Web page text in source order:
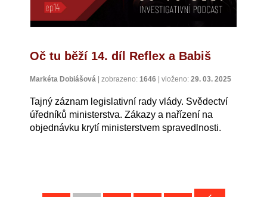
Oč tu běží 14. díl Reflex a Babiš
Markéta Dobiášová zobrazeno: 1646 vloženo: 29. 03. 2025
Tajný záznam legislativní rady vlády. Svědectví
úředníků ministerstva. Zákazy a nařízení na
objednávku krytí ministerstvem spravedlnosti.